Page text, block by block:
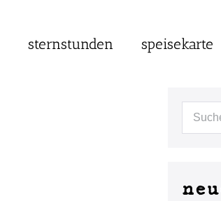
sternstunden speisekarte